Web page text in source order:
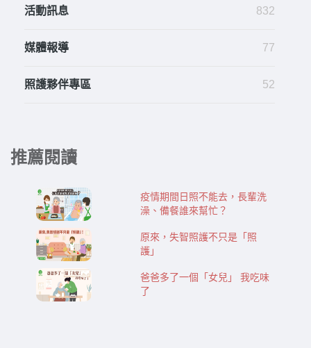
活動訊息 832
媒體報導 77
照護夥伴專區 52
推薦閱讀
疫情期間日照不能去，長輩洗
澡、備餐誰來幫忙？
原來，失智照護不只是「照
護」
爸爸多了一個「女兒」 我吃味
了